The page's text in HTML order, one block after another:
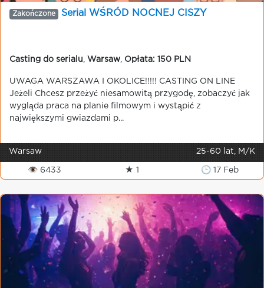
Zakończone Serial WŚRÓD NOCNEJ CISZY
Casting do serialu Warsaw Opłata: 150 PLN
UWAGA WARSZAWA I OKOLICE!!!!! CASTING ON LINE
Jeżeli Chcesz przeżyć niesamowitą przygodę, zobaczyć jak
wygląda praca na planie filmowym i wystąpić z
największymi gwiazdami p...
Warsaw 25-60 lat, M/K
👁 6433 ★ 1 🕒 17 Feb